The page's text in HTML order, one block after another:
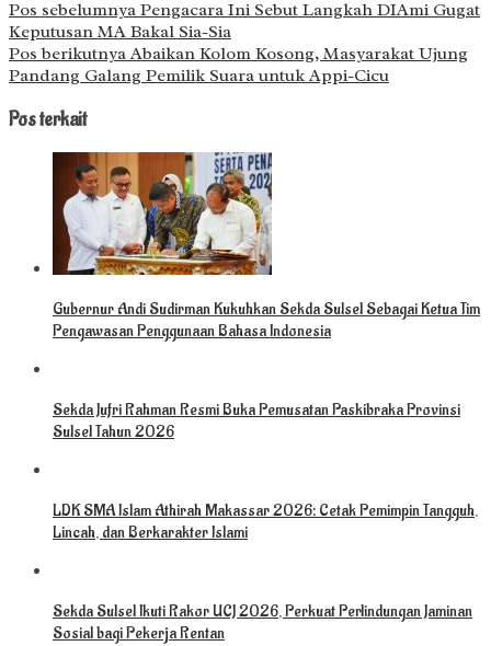
Pos sebelumnya Pengacara Ini Sebut Langkah DIAmi Gugat
Keputusan MA Bakal Sia-Sia
Pos berikutnya Abaikan Kolom Kosong, Masyarakat Ujung
Pandang Galang Pemilik Suara untuk Appi-Cicu
Pos terkait
Gubernur Andi Sudirman Kukuhkan Sekda Sulsel Sebagai Ketua Tim
Pengawasan Penggunaan Bahasa Indonesia
Sekda Jufri Rahman Resmi Buka Pemusatan Paskibraka Provinsi
Sulsel Tahun 2026
LDK SMA Islam Athirah Makassar 2026: Cetak Pemimpin Tangguh,
Lincah, dan Berkarakter Islami
Sekda Sulsel Ikuti Rakor UCJ 2026, Perkuat Perlindungan Jaminan
Sosial bagi Pekerja Rentan